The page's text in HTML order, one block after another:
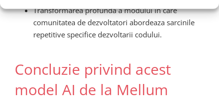
Transformarea profunda a modului in care
comunitatea de dezvoltatori abordeaza sarcinile
repetitive specifice dezvoltarii codului.
Concluzie privind acest
model AI de la Mellum